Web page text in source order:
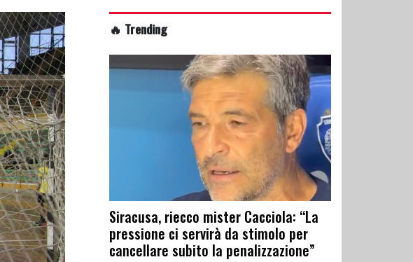
🔥 Trending
Siracusa, riecco mister Cacciola: “La
pressione ci servirà da stimolo per
cancellare subito la penalizzazione”